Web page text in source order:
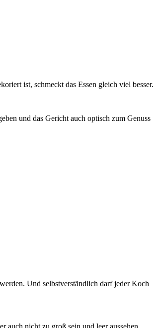
ist, schmeckt das Essen gleich viel besser.
und das Gericht auch optisch zum Genuss
Und selbstverständlich darf jeder Koch
nicht zu groß sein und leer aussehen.